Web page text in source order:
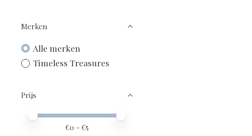
Merken
Alle merken
Timeless Treasures
Prijs
Minimale prijswaarde
Price maximum value
€0 - €5